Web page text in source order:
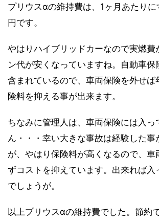
プリウスαの維持費は、1ヶ月あたり
円です。
やはりハイブリッドカーなので実燃費
ン代が安くなっていますね。自動車保
含まれているので、車両保険を外せば
険料を抑える事が出来ます。
ちなみに管理人は、車両保険には入っ
ん・・・幸い大きな事故は経験した事
が、やはり保険料が高くなるので、車
ずコストを抑えています。出来れば入
でしょうが。
以上プリウスαの維持費でした。節約